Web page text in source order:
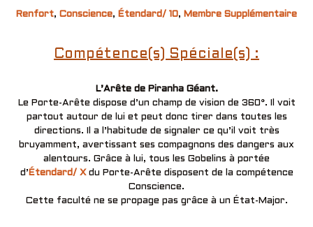
Renfort, Conscience, Étendard/ 10, Membre Supplémentaire
Compétence(s) Spéciale(s) :
L’Arête de Piranha Géant.
Le Porte-Arête dispose d’un champ de vision de 360°. Il voit
partout autour de lui et peut donc tirer dans toutes les
directions. Il a l’habitude de signaler ce qu’il voit très
bruyamment, avertissant ses compagnons des dangers aux
alentours. Grâce à lui, tous les Gobelins à portée
d’ Étendard/ Xdu Porte-Arête disposent de la compétence
Conscience.
Cette faculté ne se propage pas grâce à un État-Major.